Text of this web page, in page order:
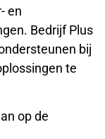
en
Bedrijf Plus
bij
te
op de